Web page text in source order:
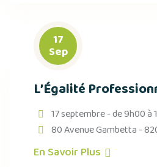
17
Sep
L’Égalité
17 septembre - de 9h00 à
80 Avenue Gambetta -
En Savoir Plus